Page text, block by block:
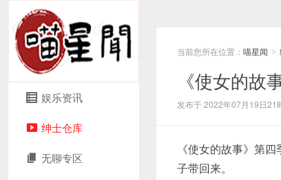
娱乐资讯
绅士仓库
无聊专区
当前您所在位置： 喵星闻 >
《使女的故
发布于 2022年07月19日21
《使女的故事》第
子带回来。